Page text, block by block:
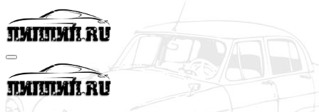
Перейти
к
содержимому